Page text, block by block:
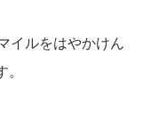
イルをはやかけん